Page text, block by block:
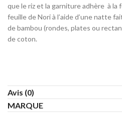
que le riz et la garniture adhère à la
feuille de Nori à l’aide d’une natte
de bambou (rondes, plates ou
de coton.
Avis (0)
MARQUE